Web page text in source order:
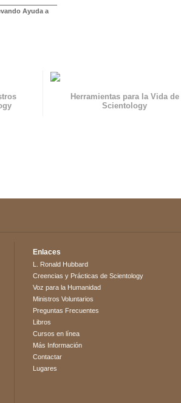
Ayuda a
Herramientas para la Vida de
Scientology
Enlaces
L. Ronald Hubbard
Creencias y Prácticas de Scientology
Voz para la Humanidad
Ministros Voluntarios
Preguntas Frecuentes
Libros
Cursos en línea
Más Información
Contactar
Lugares